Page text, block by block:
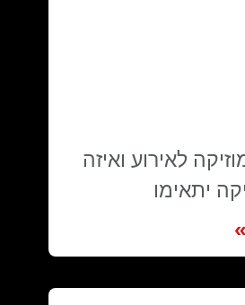
לאירוע ואיזה
יתאימו